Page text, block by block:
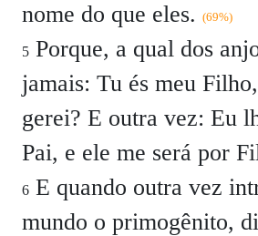
nome do que eles. (69%)
5 Porque, a qual dos
jamais: Tu és meu
gerei? E outra vez: Eu
Pai, e ele me será por
6 E quando outra vez
mundo o primogênito,